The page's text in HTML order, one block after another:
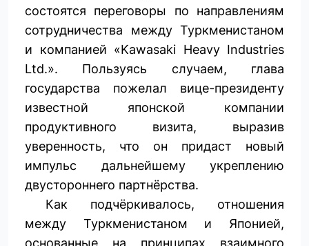
состоятся переговоры по направлениям
сотрудничества между Туркменистаном
и компанией «Kawasaki Heavy Industries
Ltd.». Пользуясь случаем, глава
государства пожелал вице-президенту
известной японской компании
продуктивного визита, выразив
уверенность, что он придаст новый
импульс дальнейшему укреплению
двустороннего партнёрства.
Как подчёркивалось, отношения
между Туркменистаном и Японией,